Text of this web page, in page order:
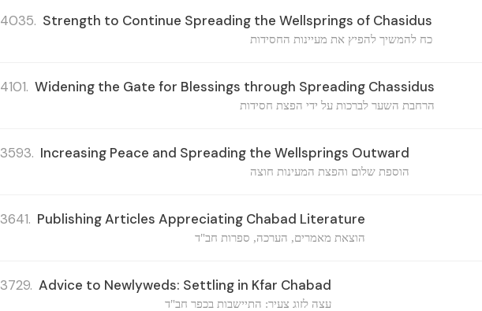
4035. Strength to Continue Spreading the Wellsprings of Chasidus
כח להמשיך להפיץ את מעיינות החסידות
4101. Widening the Gate for Blessings through Spreading Chassidus
הרחבת השער לברכות על ידי הפצת חסידות
3593. Increasing Peace and Spreading the Wellsprings Outward
הוספת שלום והפצת המעינות חוצה
3641. Publishing Articles Appreciating Chabad Literature
הוצאת מאמרים, הערכה, ספרות חב"ד
3729. Advice to Newlyweds: Settling in Kfar Chabad
עצה לזוג צעיר: התיישבות בכפר חב"ד